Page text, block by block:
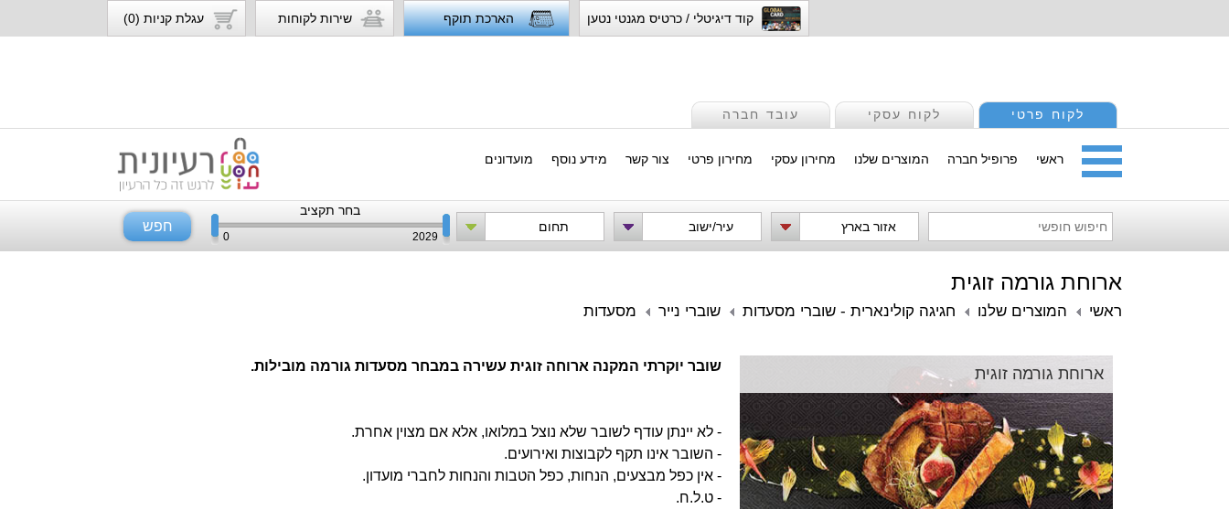
קוד דיגיטלי / כרטיס מגנטי נטען הארכת תוקף שירות לקוחות עגלת קניות (0)
לקוח פרטי לקוח עסקי עובד חברה
ראשי פרופיל חברה המוצרים שלנו מחירון עסקי מחירון פרטי צור קשר מידע נוסף מועדונים
אזור בארץ עיר/ישוב תחום
בחר תקציב
0 2029
חפש
ארוחת גורמה זוגית
ראשי המוצרים שלנו חגיגה קולינארית - שוברי מסעדות שוברי נייר מסעדות
ארוחת גורמה זוגית שובר יוקרתי המקנה ארוחה זוגית עשירה במבחר מסעדות גורמה מובילות.
- לא יינתן עודף לשובר שלא נוצל במלואו, אלא אם מצוין אחרת.
- השובר אינו תקף לקבוצות ואירועים.
- אין כפל מבצעים, הנחות, כפל הטבות והנחות לחברי מועדון.
- ט.ל.ח.